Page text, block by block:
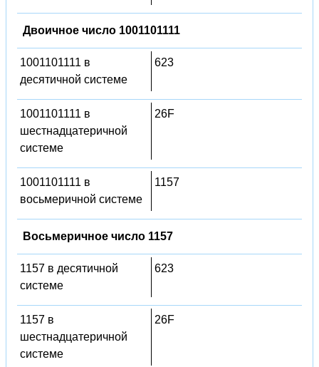
Двоичное число 1001101111
1001101111 в
десятичной системе
623
1001101111 в
шестнадцатеричной
системе
26F
1001101111 в
восьмеричной системе
1157
Восьмеричное число 1157
1157 в десятичной
системе
623
1157 в
шестнадцатеричной
системе
26F